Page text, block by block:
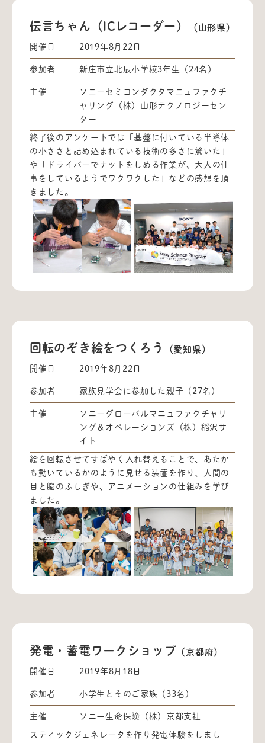
伝言ちゃん（ICレコーダー） （山形県）
開催日 2019年8月22日
参加者 新庄市立北辰小学校3年生（24名）
主催
ソニーセミコンダクタマニュファクチ
ャリング（株）山形テクノロジーセン
ター
終了後のアンケートでは「基盤に付いている半導体
の小ささと詰め込まれている技術の多さに驚いた」
や「ドライバーでナットをしめる作業が、大人の仕
事をしているようでワクワクした」などの感想を頂
きました。
回転のぞき絵をつくろう （愛知県）
開催日 2019年8月22日
参加者 家族見学会に参加した親子（27名）
主催
ソニーグローバルマニュファクチャリ
ング＆オペレーションズ（株）稲沢サ
イト
絵を回転させてすばやく入れ替えることで、あたか
も動いているかのように見せる装置を作り、人間の
目と脳のふしぎや、アニメーションの仕組みを学び
ました。
発電・蓄電ワークショップ （京都府）
開催日 2019年8月18日
参加者 小学生とそのご家族（33名）
主催 ソニー生命保険（株）京都支社
スティックジェネレータを作り発電体験をしまし